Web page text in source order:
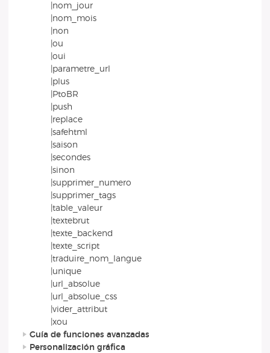
|nom_jour
|nom_mois
|non
|ou
|oui
|parametre_url
|plus
|PtoBR
|push
|replace
|safehtml
|saison
|secondes
|sinon
|supprimer_numero
|supprimer_tags
|table_valeur
|textebrut
|texte_backend
|texte_script
|traduire_nom_langue
|unique
|url_absolue
|url_absolue_css
|vider_attribut
|xou
Guía de funciones avanzadas
Personalización gráfica